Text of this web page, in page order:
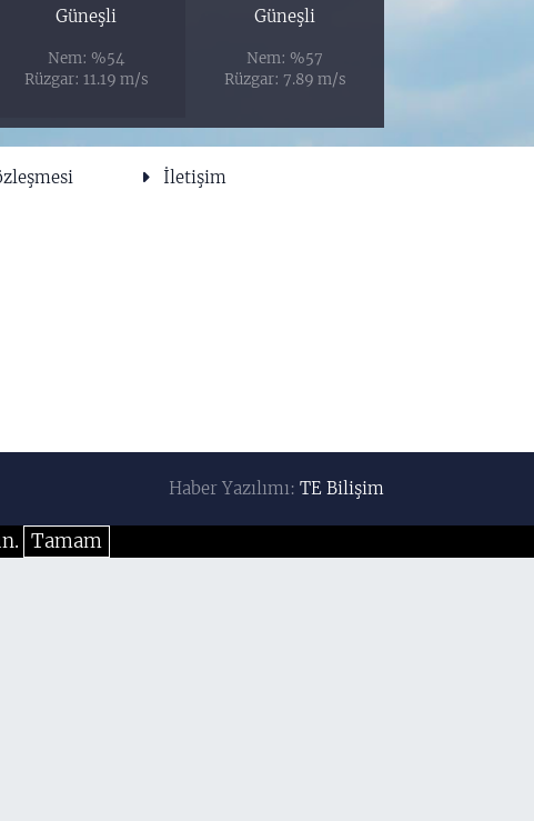
Güneşli
Nem: %54
Rüzgar: 11.19 m/s
Güneşli
Nem: %57
Rüzgar: 7.89 m/s
İletişim
Haber Yazılımı:TE Bilişim
Tamam